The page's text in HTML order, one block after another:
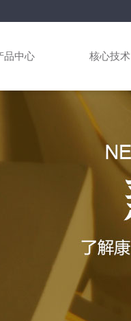
品中心 核心技术